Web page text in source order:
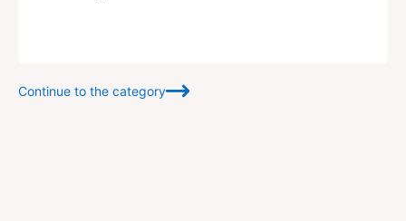
Continue to the category